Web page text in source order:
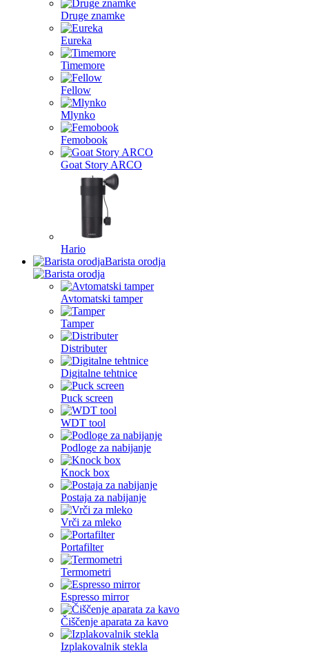
Druge znamke
Eureka
Timemore
Fellow
Mlynko
Femobook
Goat Story ARCO
Hario
Barista orodja
Avtomatski tamper
Tamper
Distributer
Digitalne tehtnice
Puck screen
WDT tool
Podloge za nabijanje
Knock box
Postaja za nabijanje
Vrči za mleko
Portafilter
Termometri
Espresso mirror
Čiščenje aparata za kavo
Izplakovalnik stekla